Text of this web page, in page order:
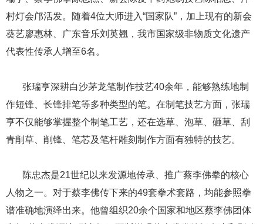
村灯会邝活发。随着4位大师进入“国家队”，加上现有的新会
葵艺廖惠林、广东音乐刘英翘，我市国家级非物质文化遗产
代表性传承人增至6名。
​​​​​​​ ​​​​​​​张瑞亨深耕白沙茅龙笔制作技艺40余年，能够熟练地制
作短锋、长锋排笔等多种类型的笔。在制笔技艺方面，张瑞
亨不仅能够掌握整个制笔工艺，还在选草、泡草、砸草、刮
青削草、削锋、笔芯及笔杆雕刻制作方面有独特的技艺。
​​​​​​​ ​​​​​​​陈忠杰是21世纪以来发源地传承、推广蔡李佛拳的核心
人物之一。对于蔡李佛传下来的49套拳术套路，均能参照拳
谱准确地演绎出来。他曾组织20余个国家和地区蔡李佛团体